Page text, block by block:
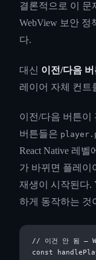
결론적으로 이 문
WebView 보안 정
다.
대신 이전/다음
레이어 자체 컨트
이전/다음 버튼이
버튼들은
React Native 레벨
가 바뀌면 플레이
재생이 시작된다.
하게 동작하는 것
// 이건 안 됨 —
const